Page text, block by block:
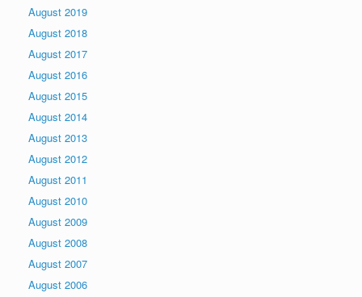
August 2019
August 2018
August 2017
August 2016
August 2015
August 2014
August 2013
August 2012
August 2011
August 2010
August 2009
August 2008
August 2007
August 2006